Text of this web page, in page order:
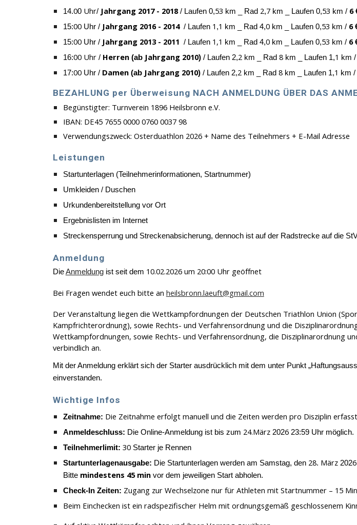
14.00Uhr/ Jahrgang 2017 - 2018/ Laufen 0,53 km _ Rad 2,7km _ Laufen 0,53 km / 6
15:00 Uhr / Jahrgang 2016 - 2014 / Laufen 1 ,1 km _ Rad 4,0km _ Laufen 0,53 km / 6
15:00 Uhr / Jahrgang 2013 - 2011 / Laufen 1,1 km _ Rad 4,0km _ Laufen 0,53 km / 6
16:00 Uhr/ Herren(ab Jahrgang 2010)/ Laufen 2,2 km _ Rad 8km _ Laufen 1,1 km /
17:00 Uhr / Damen(ab Jahrgang 2010)/ Laufen 2,2 km _ Rad 8 km _ Laufen 1,1 km /
BEZAHLUNG per Überweisung NACH ANMELDUNG ÜBER DAS
Begünstigter: Turnverein 1896 Heilsbronn e.V.
IBAN: DE45 7655 0000 0760 0037 98
Verwendungszweck: Osterduathlon 2026 + Name des Teilnehmers + E-Mail Adresse
Leistungen
Startunterlagen (Teilnehmerinformationen, Startnummer)
Umkleiden / Duschen
Urkundenbereitstellung vor Ort
Ergebnislisten im Internet
Streckensperrung und Streckenabsicherung, dennoch ist auf der Radstrecke auf die
Anmeldung
DieAnmeldungist seit dem 10.02.2026 um 20:00 Uhr geöffnet
Bei Fragen wendet euch bitte an heilsbronn.laeuft@gmail.com
Der Veranstaltung liegen die Wettkampfordnungen der Deutschen Triathlon Union
Kampfrichterordnung), sowie Rechts- und Verfahrensordnung und die
Wettkampfordnungen, sowie Rechts- und Verfahrensordnung, die Disziplinarordnung
verbindlich an.
Mit der Anmeldung erklärt sich der Starter ausdrücklich mit dem unter Punkt
einverstanden.
Wichtige Infos
Zeitnahme: Die Zeitnahme erfolgt manuell und die Zeiten werden pro Disziplin
Anmeldeschluss: Die Online-Anmeldung ist bis zum 24.März 202623:59 Uhr möglich.
Teilnehmerlimit: 30Starter je Rennen
Startunterlagenausgabe: Die Startunterlagen werden am Samstag, den 28. März2026
Bitte mindestens 45 minvor dem jeweiligen Start abholen.
Check-In Zeiten: Zugang zur Wechselzone nur für Athleten mit Startnummer – 15
Beim Einchecken ist ein radspezifischer Helm mit ordnungsgemäß geschlossenem